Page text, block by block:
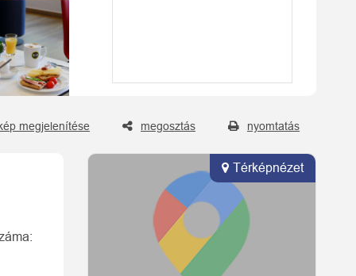
megjelenítése megosztás nyomtatás
Térképnézet